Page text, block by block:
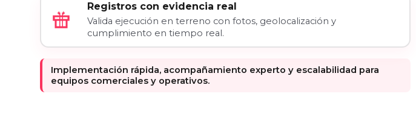
Registros con evidencia real
Valida ejecución en terreno con fotos, geolocalización y
cumplimiento en tiempo real.
Implementación rápida, acompañamiento experto y escalabilidad para
equipos comerciales y operativos.